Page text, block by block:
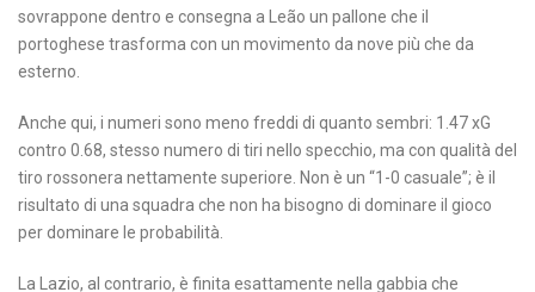
sovrappone dentro e consegna a Leão un pallone che il
portoghese trasforma con un movimento da nove più che da
esterno.
Anche qui, i numeri sono meno freddi di quanto sembri: 1.47 xG
contro 0.68, stesso numero di tiri nello specchio, ma con qualità del
tiro rossonera nettamente superiore. Non è un “1-0 casuale”; è il
risultato di una squadra che non ha bisogno di dominare il gioco
per dominare le probabilità.
La Lazio, al contrario, è finita esattamente nella gabbia che